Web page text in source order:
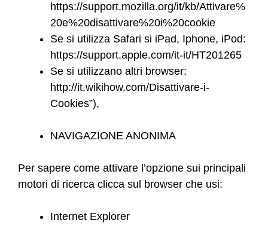
https://support.mozilla.org/it/kb/Attivare%
20e%20disattivare%20i%20cookie
Se si utilizza Safari si iPad, Iphone, iPod:
https://support.apple.com/it-it/HT201265
Se si utilizzano altri browser:
http://it.wikihow.com/Disattivare-i-
Cookies”),
NAVIGAZIONE ANONIMA
Per sapere come attivare l’opzione sui principali
motori di ricerca clicca sul browser che usi:
Internet Explorer